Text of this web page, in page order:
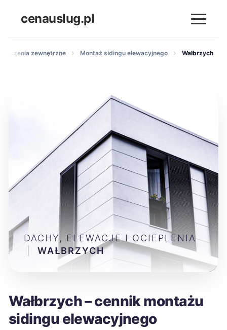
cenauslug.pl
zewnętrzne Montaż sidingu elewacyjnego Wałbrzych
Wałbrzych – cennik montażu
sidingu elewacyjnego
DACHY, ELEWACJE I OCIEPLENIA
WAŁBRZYCH